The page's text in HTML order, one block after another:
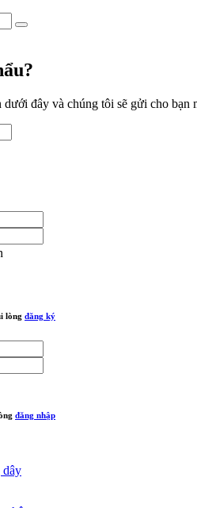
đây và chúng tôi sẽ gửi cho bạn
lòng đăng ký
đăng nhập